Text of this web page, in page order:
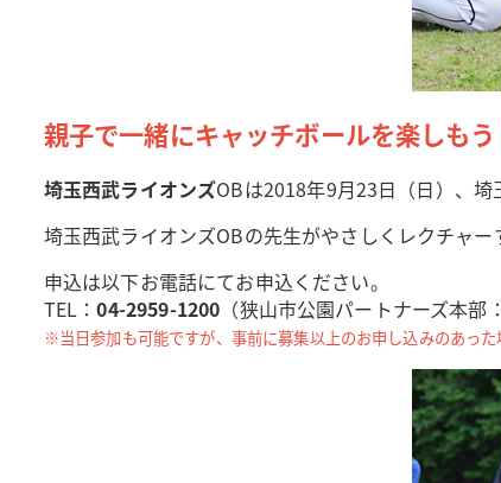
親子で一緒にキャッチボールを楽しもう
埼玉西武ライオンズOBは2018年9月23日（日）、
埼玉西武ライオンズOBの先生がやさしくレクチャ
申込は以下お電話にてお申込ください。
TEL：04-2959-1200 （狭山市公園パートナーズ本部
※当日参加も可能ですが、事前に募集以上のお申し込みのあった